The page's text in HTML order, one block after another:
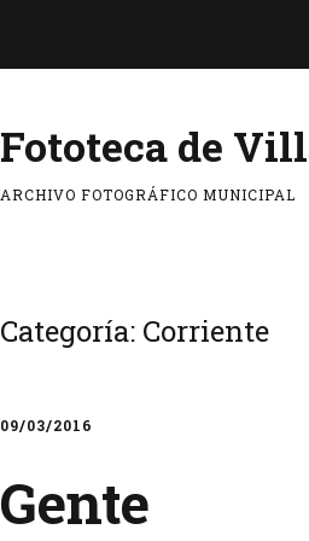
Fototeca de
ARCHIVO FOTOGRÁFICO MUNICIPAL
Categoría: Corriente
09/03/2016
Gente